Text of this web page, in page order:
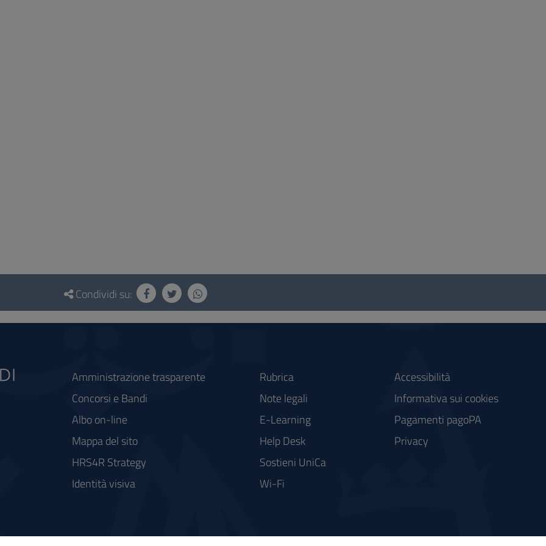
Condividi su:
Amministrazione trasparente
Concorsi e Bandi
Albo on-line
Mappa del sito
HRS4R Strategy
Identità visiva
Rubrica
Note legali
E-Learning
Help Desk
Sostieni UniCa
Wi-Fi
Accessibilità
Informativa sui cookies
Pagamenti pagoPA
Privacy